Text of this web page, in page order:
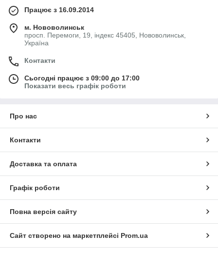
Працює з 16.09.2014
м. Нововолинськ
просп. Перемоги, 19, індекс 45405, Нововолинськ,
Україна
Контакти
Сьогодні працює з 09:00 до 17:00
Показати весь графік роботи
Про нас
Контакти
Доставка та оплата
Графік роботи
Повна версія сайту
Сайт створено на маркетплейсі Prom.ua